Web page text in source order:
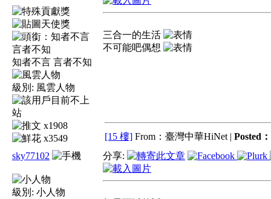
知者不言 言者不知
級別: 風雲人物
x1908
x3549
三合一的生活
不可能吧偶想
[15 樓] From：臺灣中華HiNet | Posted：
sky77102
級別: 小人物
分享: